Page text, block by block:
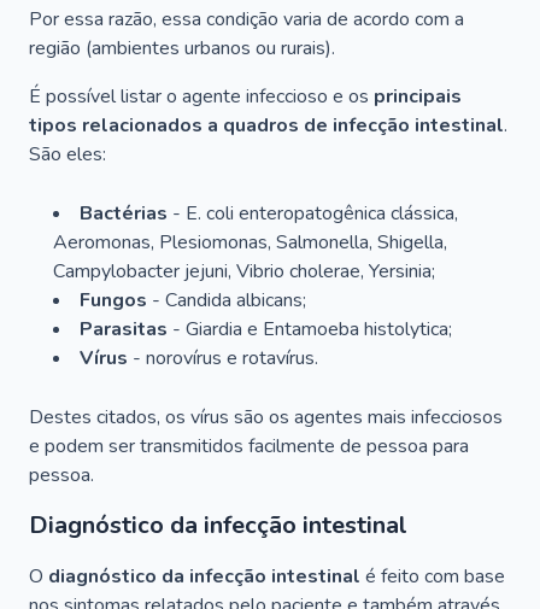
Por essa razão, essa condição varia de acordo com a
região (ambientes urbanos ou rurais).
É possível listar o agente infeccioso e os principais
tipos relacionados a quadros de infecção intestinal.
São eles:
Bactérias - E. coli enteropatogênica clássica,
Aeromonas, Plesiomonas, Salmonella, Shigella,
Campylobacter jejuni, Vibrio cholerae, Yersinia;
Fungos - Candida albicans;
Parasitas - Giardia e Entamoeba histolytica;
Vírus - norovírus e rotavírus.
Destes citados, os vírus são os agentes mais infecciosos
e podem ser transmitidos facilmente de pessoa para
pessoa.
Diagnóstico da infecção intestinal
O diagnóstico da infecção intestinal é feito com base